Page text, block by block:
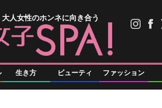
大人女性のホンネに向き合う
生き方 ビューティ ファッション